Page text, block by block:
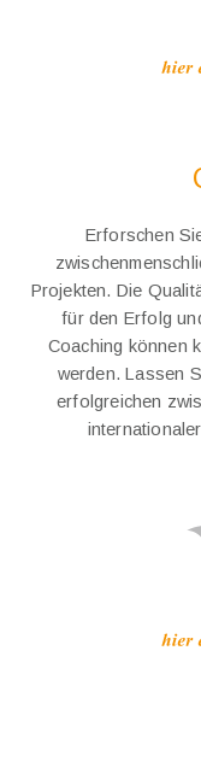
Erforschen
Projekten. Die
für den Erfolg
Coaching können
werden. Lassen
erfolgreichen